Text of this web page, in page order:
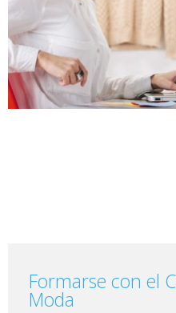
Formarse con el
Moda